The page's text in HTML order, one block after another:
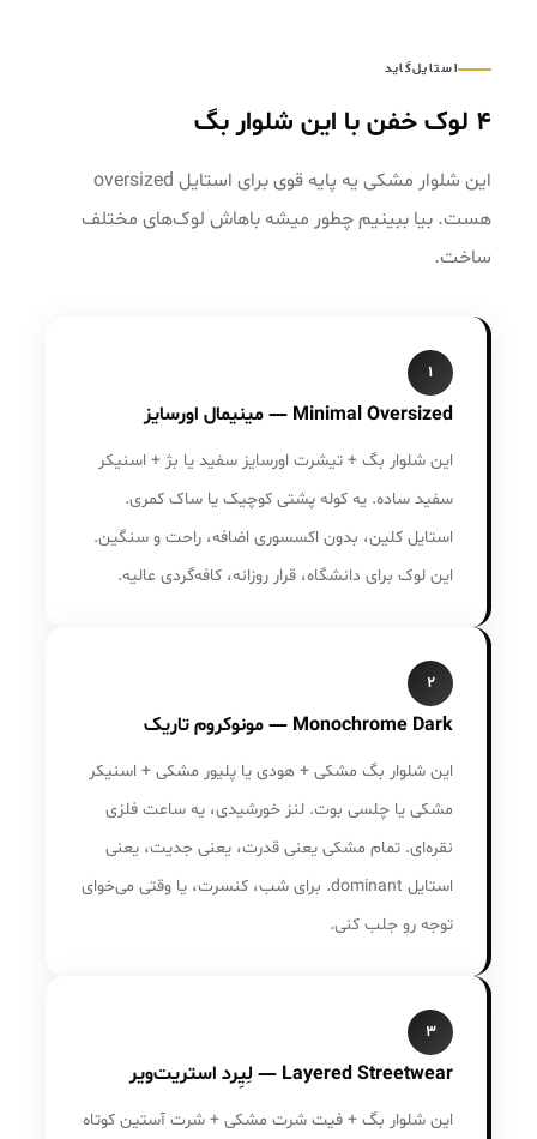
استایل‌گاید
۴ لوک خفن با این شلوار بگ
این شلوار مشکی یه پایه قوی برای استایل oversized
هست. بیا ببینیم چطور میشه باهاش لوک‌های مختلف
ساخت.
۱
Minimal Oversized — مینیمال اورسایز
این شلوار بگ + تیشرت اورسایز سفید یا بژ + اسنیکر
سفید ساده. یه کوله پشتی کوچیک یا ساک کمری.
استایل کلین، بدون اکسسوری اضافه، راحت و سنگین.
این لوک برای دانشگاه، قرار روزانه، کافه‌گردی عالیه.
۲
Monochrome Dark — مونوکروم تاریک
این شلوار بگ مشکی + هودی یا پلیور مشکی + اسنیکر
مشکی یا چلسی بوت. لنز خورشیدی، یه ساعت فلزی
نقره‌ای. تمام مشکی یعنی قدرت، یعنی جدیت، یعنی
استایل dominant. برای شب، کنسرت، یا وقتی می‌خوای
توجه رو جلب کنی.
۳
Layered Streetwear — لِیِرد استریت‌ویر
این شلوار بگ + فیت شرت مشکی + شرت آستین کوتاه